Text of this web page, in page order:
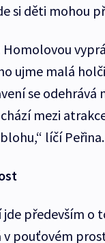
si děti mohou
Homolovou
ujme malá
se
mezi
líčí Peřina.
především o
v pouťovém